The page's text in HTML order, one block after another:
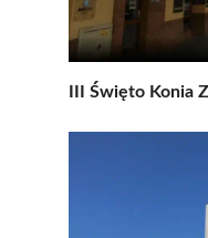
III Święto Konia